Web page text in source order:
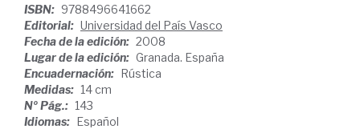
ISBN: 9788496641662
Editorial: Universidad del País Vasco
Fecha de la edición: 2008
Lugar de la edición: Granada. España
Encuadernación: Rústica
Medidas: 14 cm
Nº Pág.: 143
Idiomas: Español